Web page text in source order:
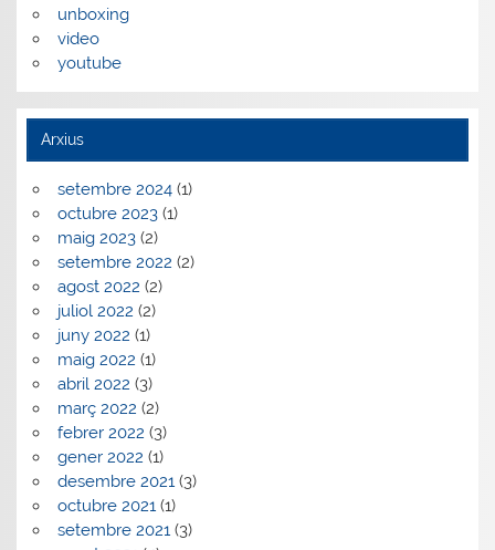
unboxing
video
youtube
Arxius
setembre 2024(1)
octubre 2023(1)
maig 2023(2)
setembre 2022 (2)
agost 2022 (2)
juliol 2022 (2)
juny 2022 (1)
maig 2022 (1)
abril 2022 (3)
març 2022 (2)
febrer 2022 (3)
gener 2022 (1)
desembre 2021(3)
octubre 2021(1)
setembre 2021(3)